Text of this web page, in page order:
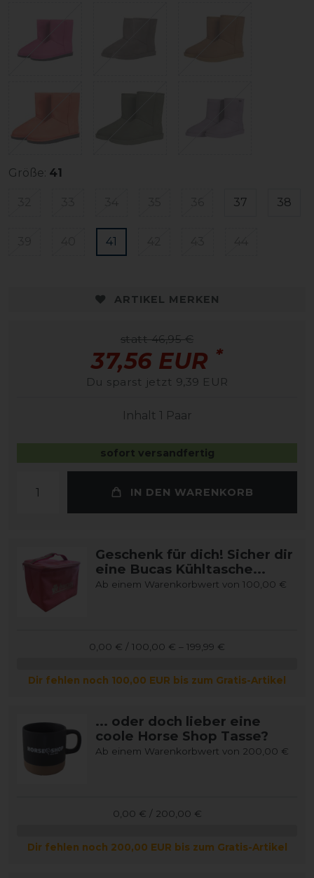
Größe: 41
37 38
41
ARTIKEL MERKEN
statt 46,95 €
37,56 EUR *
Du sparst jetzt 9,39 EUR
Inhalt 1 Paar
sofort versandfertig
IN DEN WARENKORB
Geschenk für dich! Sicher dir
eine Bucas Kühltasche...
Ab einem Warenkorbwert von 100,00 €
0,00 € / 100,00 € – 199,99 €
Dir fehlen noch 100,00 EUR bis zum Gratis-Artikel
... oder doch lieber eine
coole Horse Shop Tasse?
Ab einem Warenkorbwert von 200,00 €
0,00 € / 200,00 €
Dir fehlen noch 200,00 EUR bis zum Gratis-Artikel